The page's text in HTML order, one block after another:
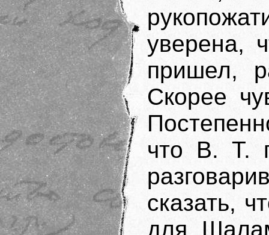
уверена,
пришел,
Скорее
что В. Т.
сказать,
для